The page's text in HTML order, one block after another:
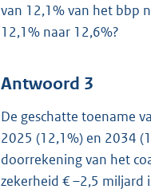
van 12,1% van het bbp
12,1% naar 12,6%?
Antwoord 3
De geschatte toename
2025 (12,1%) en 2034
doorrekening van het
zekerheid € –2,5 miljard